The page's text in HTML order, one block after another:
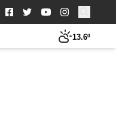
Buscar:
13.6º